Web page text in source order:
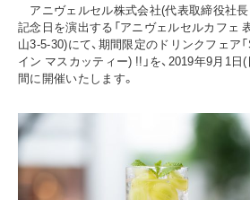
アニヴェルセル株式会社(代表取締役社
記念日を演出する「アニヴェルセルカフェ
山3-5-30)にて、期間限定のドリンクフェア
イン マスカッティー) !!」を、2019年9月1
間に開催いたします。